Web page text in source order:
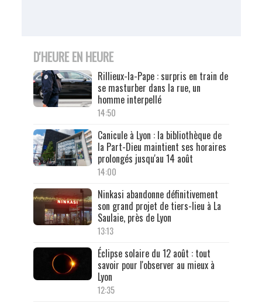
D'HEURE EN HEURE
Rillieux-la-Pape : surpris en train de
se masturber dans la rue, un
homme interpellé
14:50
Canicule à Lyon : la bibliothèque de
la Part-Dieu maintient ses horaires
prolongés jusqu'au 14 août
14:00
Ninkasi abandonne définitivement
son grand projet de tiers-lieu à La
Saulaie, près de Lyon
13:13
Éclipse solaire du 12 août : tout
savoir pour l'observer au mieux à
Lyon
12:35